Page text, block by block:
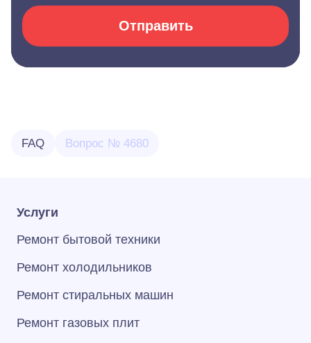
Отправить
FAQ Вопрос № 4680
Услуги
Ремонт бытовой техники
Ремонт холодильников
Ремонт стиральных машин
Ремонт газовых плит